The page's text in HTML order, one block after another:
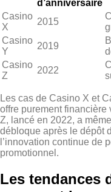
d’anniversaire
Casino
X
2015
Casino
Y
2019
Casino
Z
2022
Les cas de Casino X et
offre purement
Z, lancé en 2022, a
débloque après le dépôt
l’innovation continue de
promotionnel.
Les tendances